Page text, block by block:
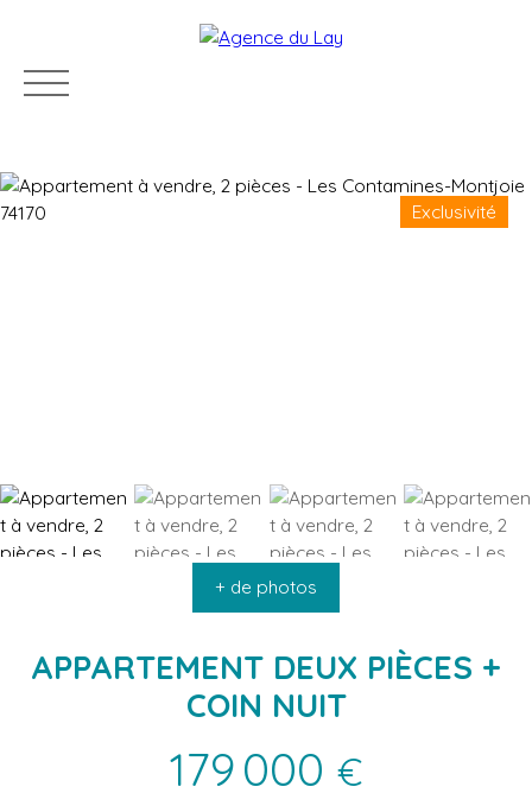
ACCUEIL ACHETER VENDRE INFOS & ACTUALITÉS
Exclusivité
+ de photos
APPARTEMENT DEUX PIÈCES +
COIN NUIT
179 000 €